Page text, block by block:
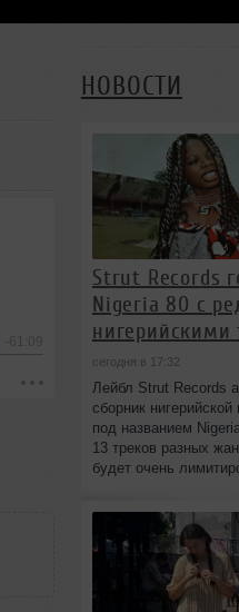
-61:09
НОВОСТИ
Strut Records
Nigeria 80 с
нигерийскими
сегодня в 17:32
Лейбл Strut Records
сборник
под названием
13 треков разных
будет очень